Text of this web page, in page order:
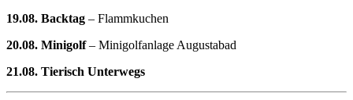
19.08. Backtag – Flammkuchen
20.08. Minigolf– Minigolfanlage Augustabad
21.08. Tierisch Unterwegs